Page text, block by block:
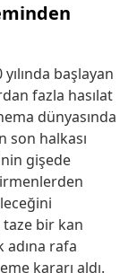
başlayan
fazla hasılat
dünyasında
son halkası
gişede
taze bir kan
adına rafa
kararı aldı.